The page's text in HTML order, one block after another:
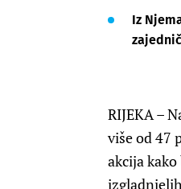
Iz
RIJEKA –
više od 47
akcija